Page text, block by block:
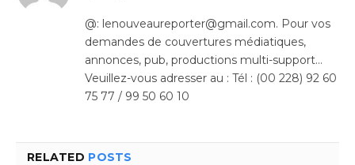
@: lenouveaureporter@gmail.com. Pour vos
demandes de couvertures médiatiques,
annonces, pub, productions multi-support…
Veuillez-vous adresser au : Tél : (00 228) 92 60
75 77 / 99 50 60 10
RELATED POSTS